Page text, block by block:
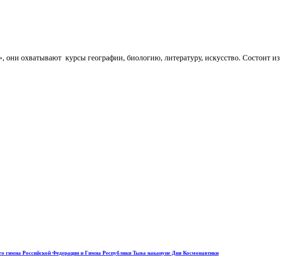
они охватывают курсы географии, биологию, литературу, искусство. Состоит из
гимна Российской Федерации и Гимна Республики Тыва накануне Дня Космонавтики